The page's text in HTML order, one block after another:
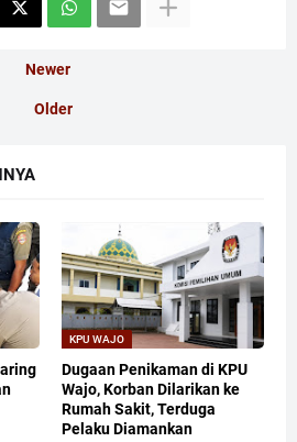
Newer
Older
KPU WAJO
Dugaan Penikaman di KPU
Wajo, Korban Dilarikan ke
Rumah Sakit, Terduga
Pelaku Diamankan